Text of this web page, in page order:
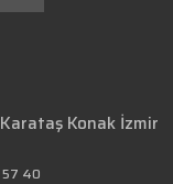
Konak İzmir
40